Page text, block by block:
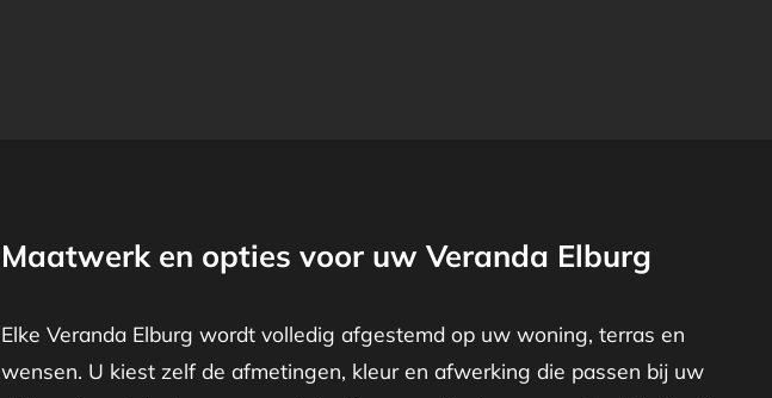
Maatwerk en opties voor uw Veranda Elburg
Elke Veranda Elburg wordt volledig afgestemd op uw woning, terras en
wensen. U kiest zelf de afmetingen, kleur en afwerking die passen bij uw